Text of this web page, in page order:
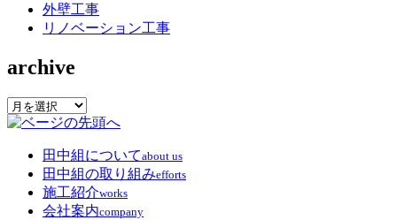
外壁工事
リノベーション工事
archive
archive
田中組についてabout us
田中組の取り組みefforts
施工紹介works
会社案内company